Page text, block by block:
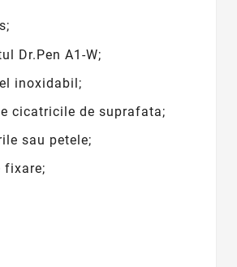
Dr.Pen A1-W;
inoxidabil;
cicatricile de suprafata;
sau petele;
fixare;